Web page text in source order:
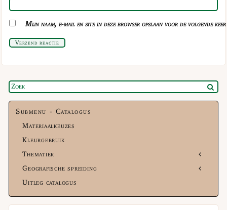
Mijn naam, e-mail en site in deze browser opslaan voor de volgende
Verzend reactie
Submenu - Catalogus
Materiaalkeuzes
Kleurgebruik
Thematiek
Geografische spreiding
Uitleg catalogus